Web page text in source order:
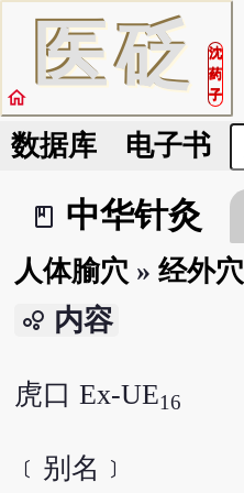
医砭
沈
药
子
home
数据库 电子书
book_2
中华针灸
人体腧穴 » 经外穴
bubble_chart 内容
虎口 Ex-UE16
﹝别名﹞